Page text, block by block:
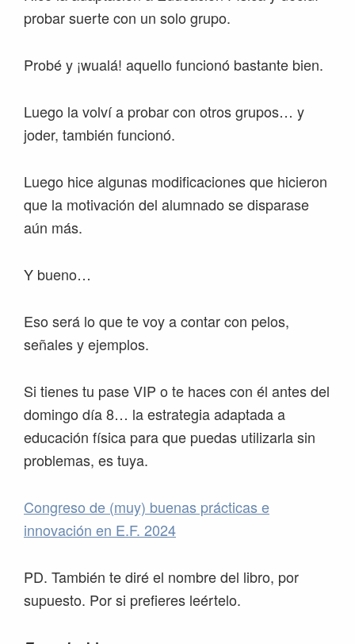
probar suerte con un solo grupo.
Probé y ¡wualá! aquello funcionó bastante bien.
Luego la volví a probar con otros grupos… y
joder, también funcionó.
Luego hice algunas modificaciones que hicieron
que la motivación del alumnado se disparase
aún más.
Y bueno…
Eso será lo que te voy a contar con pelos,
señales y ejemplos.
Si tienes tu pase VIP o te haces con él antes del
domingo día 8… la estrategia adaptada a
educación física para que puedas utilizarla sin
problemas, es tuya.
Congreso de (muy) buenas prácticas e
innovación en E.F. 2024
PD. También te diré el nombre del libro, por
supuesto. Por si prefieres leértelo.